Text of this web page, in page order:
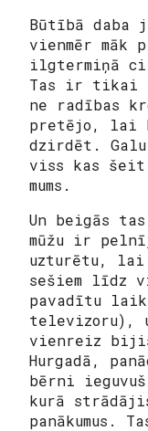
Būtībā daba
vienmēr māk
ilgtermiņā
Tas ir tikai
ne radības
pretējo, lai
dzirdēt.
viss kas šeit
mums.
Un beigās
mūžu ir
uzturētu, lai
sešiem līdz
pavadītu
televizoru),
vienreiz
Hurgadā,
bērni
kurā
panākumus.